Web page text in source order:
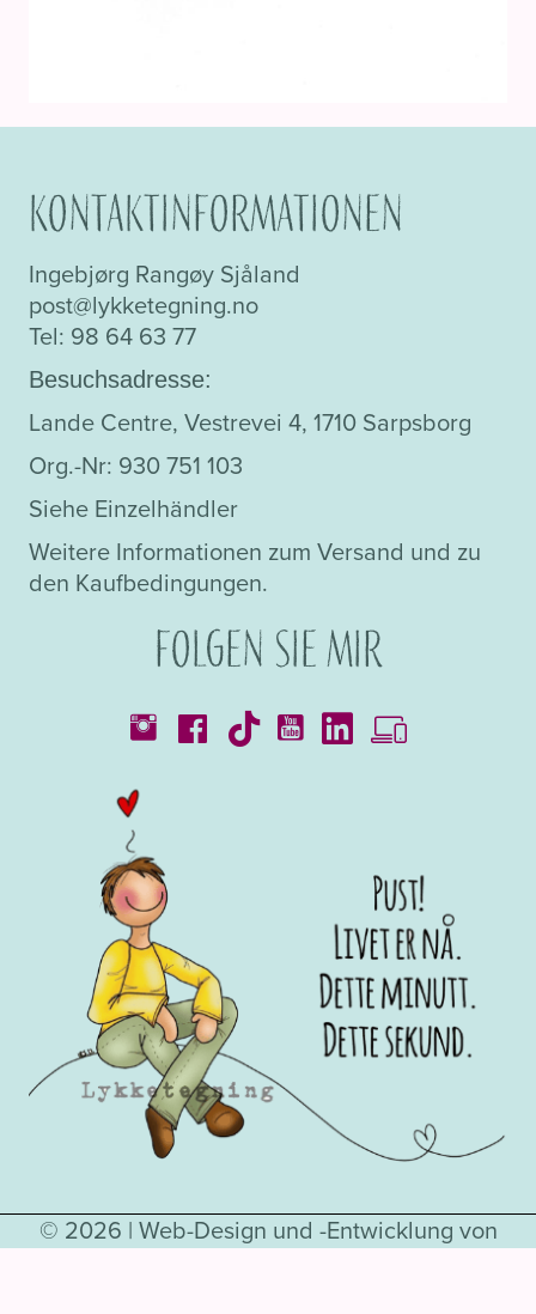
Kontaktinformationen
Ingebjørg Rangøy Sjåland
post@lykketegning.no
Tel: 98 64 63 77
Besuchsadresse:
Lande Centre, Vestrevei 4, 1710 Sarpsborg
Org.-Nr: 930 751 103
Siehe Einzelhändler
Weitere Informationen zum Versand und zu
den Kaufbedingungen.
Folgen Sie mir
Kataloge
© 2026 | Web-Design und -Entwicklung von